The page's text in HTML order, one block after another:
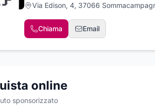
Via Edison, 4, 37066
Chiama Email
online
sponsorizzato